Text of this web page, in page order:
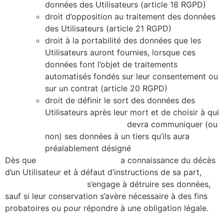
données des Utilisateurs (article 18 RGPD)
droit d’opposition au traitement des données
des Utilisateurs (article 21 RGPD)
droit à la portabilité des données que les
Utilisateurs auront fournies, lorsque ces
données font l’objet de traitements
automatisés fondés sur leur consentement ou
sur un contrat (article 20 RGPD)
droit de définir le sort des données des
Utilisateurs après leur mort et de choisir à qui
devra communiquer (ou
non) ses données à un tiers qu’ils aura
préalablement désigné
Dès que
a connaissance du décès
d’un Utilisateur et à défaut d’instructions de sa part,
s’engage à détruire ses données,
sauf si leur conservation s’avère nécessaire à des fins
probatoires ou pour répondre à une obligation légale.